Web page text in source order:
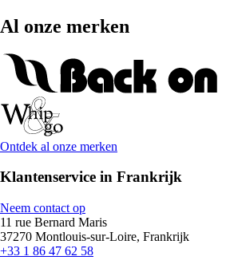
Al onze merken
Ontdek al onze merken
Klantenservice in Frankrijk
Neem contact op
11 rue Bernard Maris
37270 Montlouis-sur-Loire, Frankrijk
+33 1 86 47 62 58